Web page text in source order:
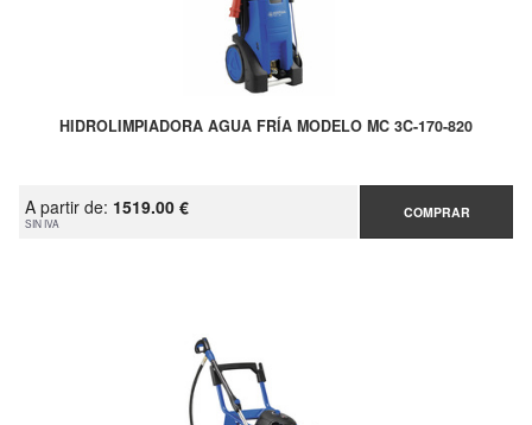
HIDROLIMPIADORA AGUA FRÍA MODELO MC 3C-170-820
A partir de: 1519.00 €
SIN IVA
COMPRAR